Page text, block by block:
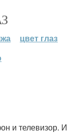
цвет глаз
и телевизор. И